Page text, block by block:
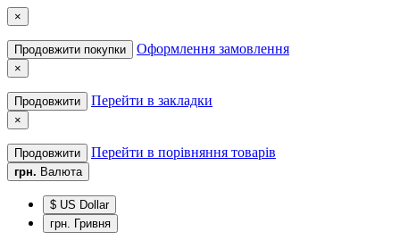
×
Продовжити покупки Оформлення замовлення
×
Продовжити Перейти в закладки
×
Продовжити Перейти в порівняння товарів
грн. Валюта
$ US Dollar
грн. Гривня